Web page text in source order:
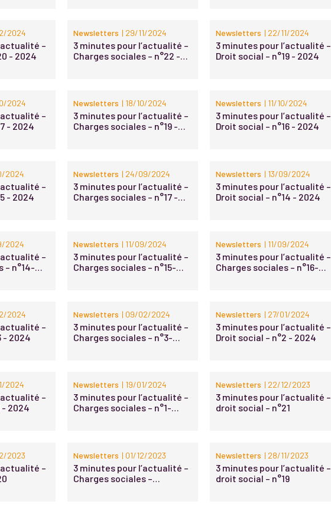
2024
–
- 2024
Newsletters | 29/11/2024
3 minutes pour l’actualité –
Charges sociales – n°22 -
Newsletters | 22/11/2024
3 minutes pour l’actualité –
Droit social – n°19 - 2024
2024
–
- 2024
Newsletters | 18/10/2024
3 minutes pour l’actualité –
Charges sociales – n°19 -
Newsletters | 11/10/2024
3 minutes pour l’actualité –
Droit social – n°16 - 2024
2024
–
- 2024
Newsletters | 24/09/2024
3 minutes pour l’actualité –
Charges sociales – n°17 -
Newsletters | 13/09/2024
3 minutes pour l’actualité –
Droit social – n°14 - 2024
2024
–
– n°14-
Newsletters | 11/09/2024
3 minutes pour l’actualité –
Charges sociales – n°15-
Newsletters | 11/09/2024
3 minutes pour l’actualité –
Charges sociales – n°16-
2024
–
- 2024
Newsletters | 09/02/2024
3 minutes pour l’actualité –
Charges sociales – n°3-
Newsletters | 27/01/2024
3 minutes pour l’actualité –
Droit social – n°2 - 2024
2024
–
- 2024
Newsletters | 19/01/2024
3 minutes pour l’actualité –
Charges sociales – n°1-
Newsletters | 22/12/2023
3 minutes pour l’actualité –
droit social – n°21
2023
–
Newsletters | 01/12/2023
3 minutes pour l’actualité –
Charges sociales –
Newsletters | 28/11/2023
3 minutes pour l’actualité –
droit social – n°19